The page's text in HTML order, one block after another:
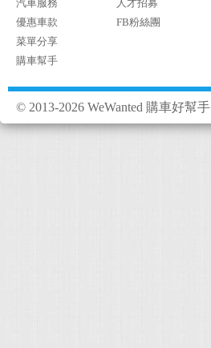
汽車服務
優惠車款
菜單分享
購車幫手
人才招募
FB粉絲團
© 2013-2026 WeWanted 購車好幫手